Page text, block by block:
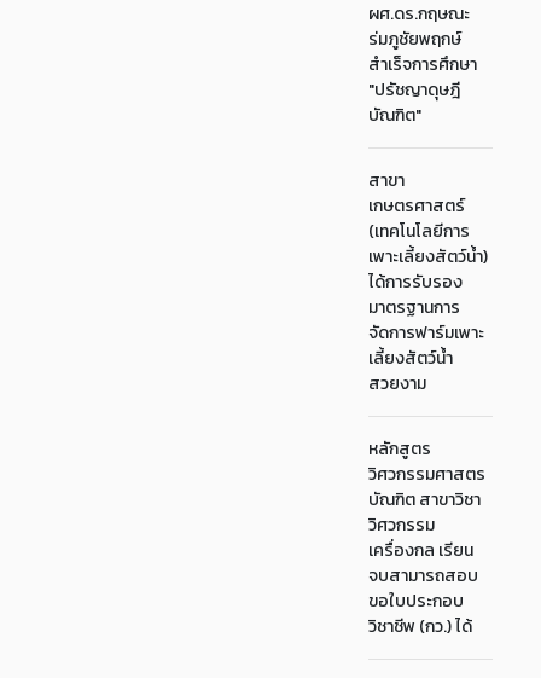
ผศ.ดร.กฤษณะ
ร่มภูชัยพฤกษ์
สำเร็จการศึกษา
"ปรัชญาดุษฎี
บัณฑิต"
สาขา
เกษตรศาสตร์
(เทคโนโลยีการ
เพาะเลี้ยงสัตว์น้ำ)
ได้การรับรอง
มาตรฐานการ
จัดการฟาร์มเพาะ
เลี้ยงสัตว์น้ำ
สวยงาม
หลักสูตร
วิศวกรรมศาสตร
บัณฑิต สาขาวิชา
วิศวกรรม
เครื่องกล เรียน
จบสามารถสอบ
ขอใบประกอบ
วิชาชีพ (กว.) ได้